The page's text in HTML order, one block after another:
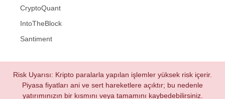
CryptoQuant
IntoTheBlock
Santiment
Risk Uyarısı: Kripto paralarla yapılan işlemler yüksek risk içerir.
Piyasa fiyatları ani ve sert hareketlere açıktır; bu nedenle
yatırımınızın bir kısmını veya tamamını kaybedebilirsiniz.